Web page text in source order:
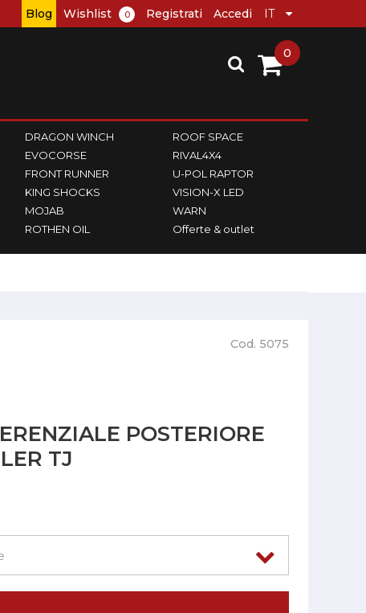
Blog Wishlist 0 Registrati Accedi
DRAGON WINCH
EVOCORSE
FRONT RUNNER
KING SHOCKS
MOJAB
ROTHEN OIL
ROOF SPACE
RIVAL4X4
U-POL RAPTOR
VISION-X LED
WARN
Offerte & outlet
0
Cod. 5075
POSTERIORE
TJ